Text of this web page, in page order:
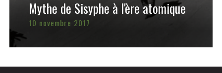
Mythe de Sisyphe à l'ère atomique
10 novembre 2017